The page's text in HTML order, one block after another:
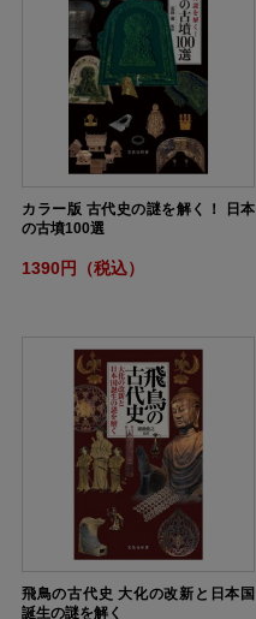
カラー版 古代史の謎を解く！ 日本
の古墳100選
1390円（税込）
飛鳥の古代史 大化の改新と日本国
誕生の謎を解く